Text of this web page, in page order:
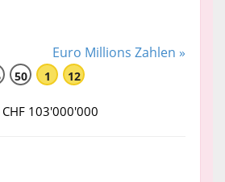
Euro Millions Zahlen »
50 1 12
103'000'000